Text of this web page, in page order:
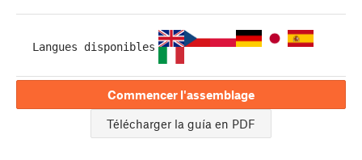
Langues disponibles
Commencer l'assemblage
Télécharger la guía en PDF